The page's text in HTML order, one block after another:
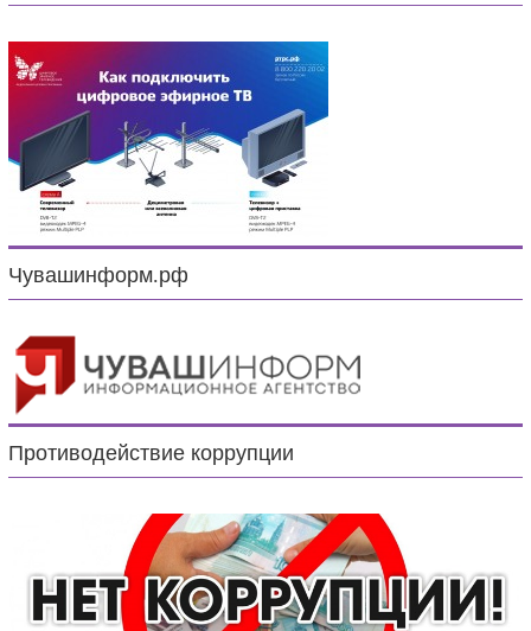
Чувашинформ.рф
Противодействие коррупции